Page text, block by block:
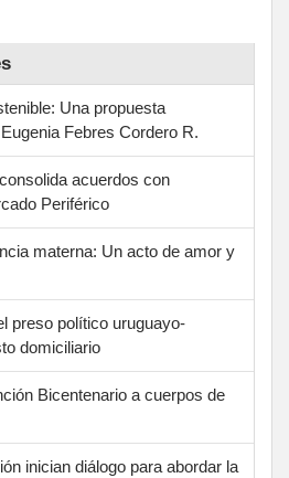
Una propuesta
Febres Cordero R.
acuerdos con
Periférico
materna: Un acto de amor y
preso político uruguayo-
domiciliario
Bicentenario a cuerpos de
inician diálogo para abordar la